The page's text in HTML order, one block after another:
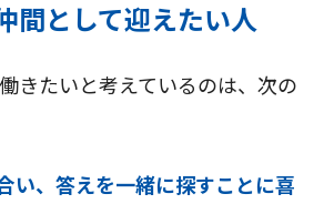
間として迎えたい人
きたいと考えているのは、次の
い、答えを一緒に探すことに喜